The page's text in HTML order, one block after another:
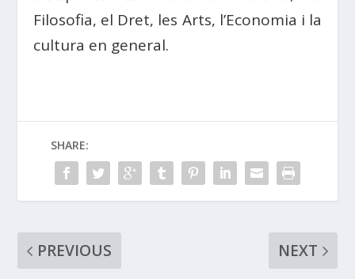
Filosofia, el Dret, les Arts, l’Economia i la
cultura en general.
SHARE:
PREVIOUS
NEXT